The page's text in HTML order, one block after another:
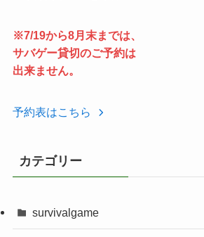
※7/19から8月末までは、
サバゲー貸切のご予約は
出来ません。
予約表はこちら
カテゴリー
survivalgame